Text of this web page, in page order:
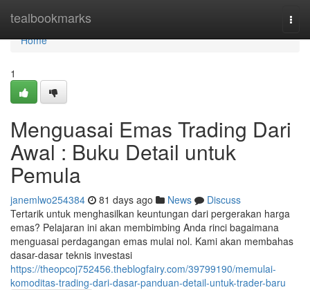
tealbookmarks
Home
Home
1
Menguasai Emas Trading Dari
Awal : Buku Detail untuk
Pemula
janemlwo254384 81 days ago News
Discuss
Tertarik untuk menghasilkan keuntungan dari pergerakan harga
emas? Pelajaran ini akan membimbing Anda rinci bagaimana
menguasai perdagangan emas mulai nol. Kami akan membahas
dasar-dasar teknis investasi
https://theopcoj752456.theblogfairy.com/39799190/memulai-
komoditas-trading-dari-dasar-panduan-detail-untuk-trader-baru